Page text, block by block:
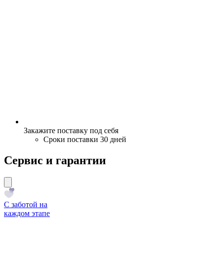
Закажите поставку под себя
Сроки поставки 30 дней
Сервис и гарантии
С заботой на
каждом этапе